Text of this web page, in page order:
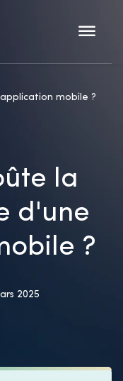
mobile ?
la
d'une
?
2025